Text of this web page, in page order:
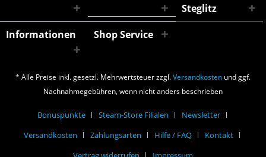
Steglitz
Informationen
Shop Service
* Alle Preise inkl. gesetzl. Mehrwertsteuer zzgl.Versandkosten und ggf.
Nachnahmegebühren, wenn nicht anders beschrieben
Bonuspunkte Steam-Store Filialen
Newsletter
Versandkosten
Zahlungsarten Hilfe / FAQ
Kontakt